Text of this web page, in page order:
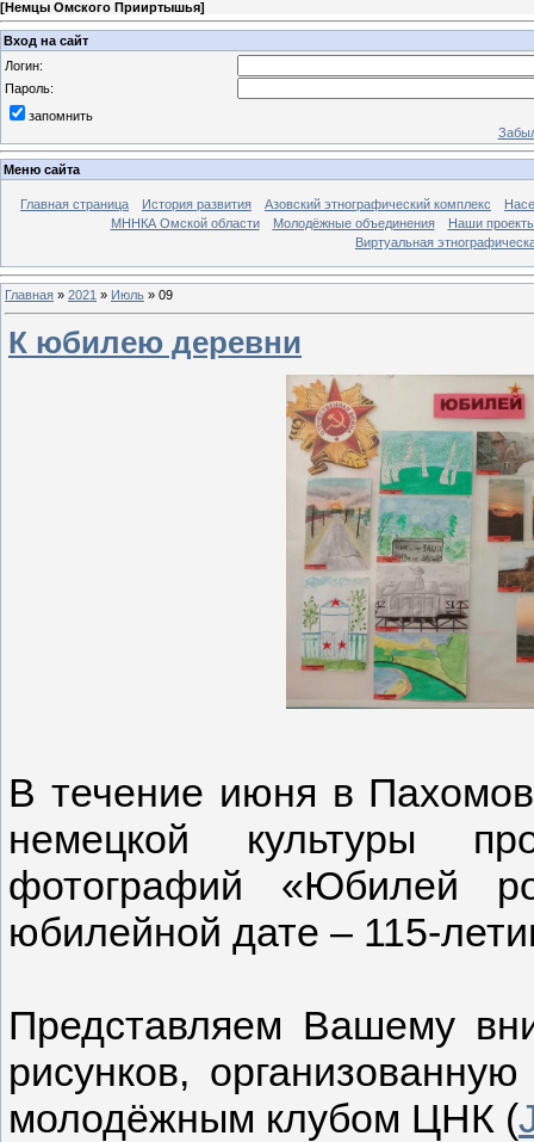
[Немцы Омского Прииртышья]
Вход на сайт
Логин:
Пароль:
запомнить
Меню сайта
Главная страница История развития Азовский этнографический комплекс
МННКА Омской области
Молодёжные объединения
Наши
Виртуальная
Главная » 2021 » Июль » 09
К юбилею деревни
В течение июня в
немецкой культуры
фотографий «Юбилей
юбилейной дате – 115-
Представляем Вашему
рисунков,
молодёжным клубом ЦНК (